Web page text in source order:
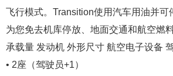
飞行模式。Transition使用汽车用油并可
为您免去机库停放、地面交通和航空燃
承载量 发动机 外形尺寸 航空电子设备
• 2座（驾驶员+1）